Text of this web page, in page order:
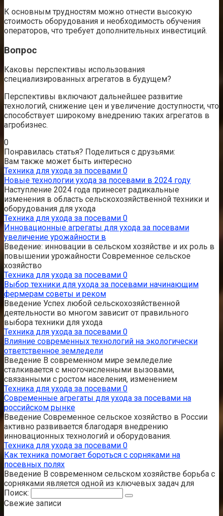
К основным трудностям можно отнести высокую
стоимость оборудования и необходимость обучения
операторов, что требует дополнительных инвестиций.
Вопрос
Каковы перспективы использования
специализированных агрегатов в будущем?
Перспективы включают дальнейшее развитие
технологий, снижение цен и увеличение доступности, что
способствует широкому внедрению таких агрегатов в
агробизнес.
0
Понравилась статья? Поделиться с друзьями:
Вам также может быть интересно
Техника для ухода за посевами 0
Новые технологии ухода за посевами в 2024 году
Наступление 2024 года принесет радикальные
изменения в область сельскохозяйственной техники и
оборудования для ухода
Техника для ухода за посевами 0
Инновационные агрегаты для ухода за посевами
увеличение урожайности в
Введение: инновации в сельском хозяйстве и их роль в
повышении урожайности Современное сельское
хозяйство
Техника для ухода за посевами 0
Выбор техники для ухода за посевами начинающим
фермерам советы и реком
Введение Успех любой сельскохозяйственной
деятельности во многом зависит от правильного
выбора техники для ухода
Техника для ухода за посевами 0
Влияние современных технологий на экологически
ответственное земледели
Введение В современном мире земледелие
сталкивается с многочисленными вызовами,
связанными с ростом населения, изменением
Техника для ухода за посевами 0
Современные агрегаты для ухода за посевами на
российском рынке
Введение Современное сельское хозяйство в России
активно развивается благодаря внедрению
инновационных технологий и оборудования.
Техника для ухода за посевами 0
Как техника помогает бороться с сорняками на
посевных полях
Введение В современном сельском хозяйстве борьба с
сорняками является одной из ключевых задач для
Поиск:
Свежие записи